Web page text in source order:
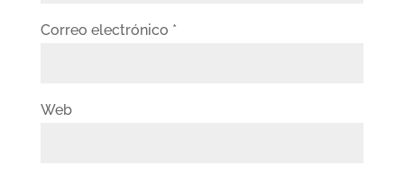
Correo electrónico *
Web